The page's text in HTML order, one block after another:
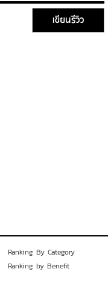
เขียนรีวิว
Ranking By Category
Ranking by Benefit